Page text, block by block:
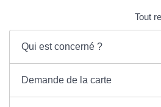
Tout
Qui est concerné ?
Demande de la carte